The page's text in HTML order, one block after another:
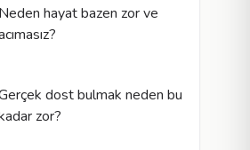
Neden hayat bazen zor ve
dost bulmak neden bu
zor?